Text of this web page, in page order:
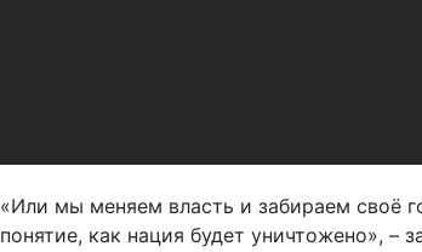
«Или мы меняем власть и забираем своё
понятие, как нация будет уничтожено», –